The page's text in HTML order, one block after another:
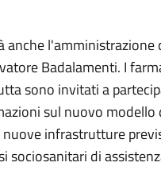
anche
Badalamenti. I
sono invitati a
sul nuovo
infrastrutture
sociosanitari di